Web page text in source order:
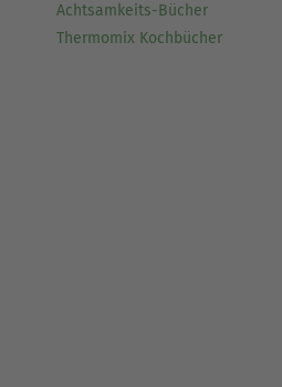
Achtsamkeits-Bücher
Thermomix Kochbücher